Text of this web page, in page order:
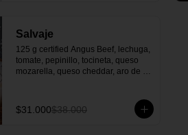
Salvaje
125 g certified Angus Beef, lechuga,
tomate, pepinillo, tocineta, queso
mozarella, queso cheddar, aro de
$31.000$38.000